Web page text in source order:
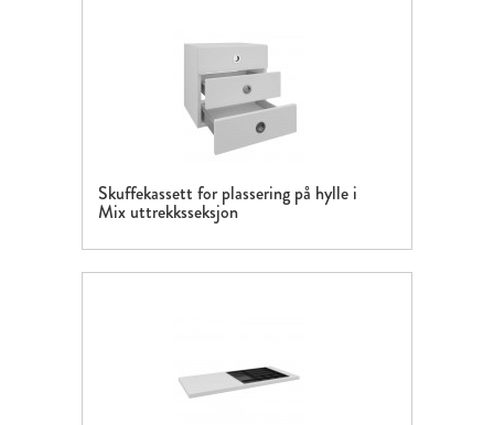
Skuffekassett for plassering på hylle i
Mix uttrekksseksjon